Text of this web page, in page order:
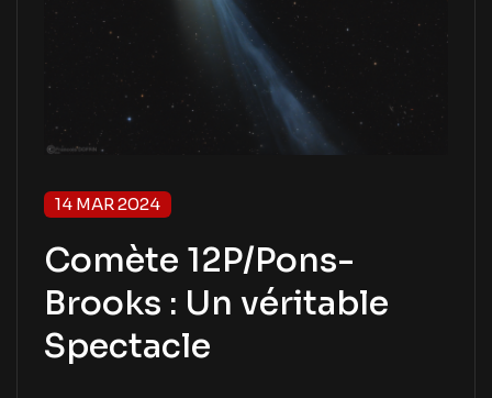
14 MAR 2024
Comète 12P/Pons-
Brooks : Un véritable
Spectacle